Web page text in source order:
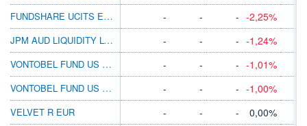
FUNDSHARE UCITS EUR CASH
- - - -2,25%
JPM AUD LIQUIDITY LVNAV RESERVES DIST
- - - -1,24%
VONTOBEL FUND US DOLLAR MONEY A
- - - -1,01%
VONTOBEL FUND US DOLLAR MONEY B
- - - -1,00%
VELVET R EUR - - - 0,00%